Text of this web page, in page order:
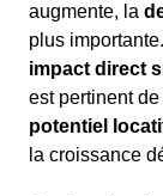
augmente, la
plus
impact direct
est pertinent
potentiel
la croissance